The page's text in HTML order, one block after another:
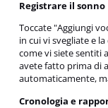
Registrare il sonno
Toccate "Aggiungi
in cui vi svegliate e
come vi siete sentiti
avete fatto prima di
automaticamente,
Cronologia e